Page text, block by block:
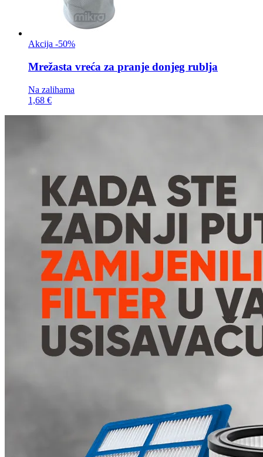
Akcija -50%
Mrežasta vreća za pranje donjeg rublja
Na zalihama
1,68 €